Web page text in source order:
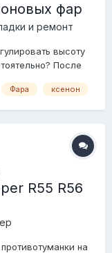
фар
и ремонт
высоту
После
влом :-)
Фара ксенон
R55 R56
на